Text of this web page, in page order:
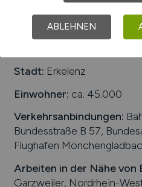
1
Stadt: Erkelenz
Einwohner: ca. 45.000
Verkehrsanbindungen:
Bundesstraße B 57,
Flughafen
Arbeiten in der Nähe von
Garzweiler, Nordrhein-
ABLEHNEN